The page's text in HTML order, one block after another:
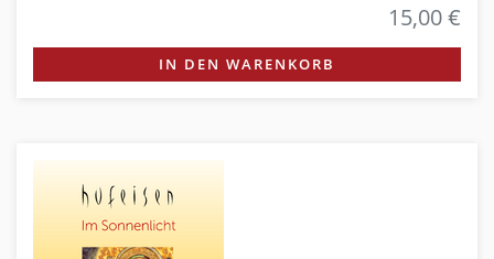
15,00 €
IN DEN WARENKORB